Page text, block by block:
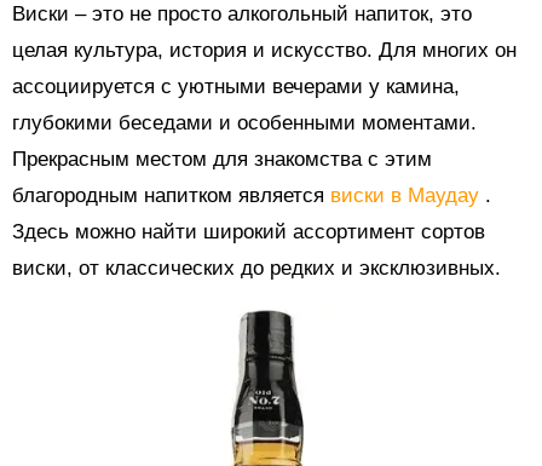
Виски – это не просто алкогольный напиток, это
целая культура, история и искусство. Для многих он
ассоциируется с уютными вечерами у камина,
глубокими беседами и особенными моментами.
Прекрасным местом для знакомства с этим
благородным напитком является виски в Маудау .
Здесь можно найти широкий ассортимент сортов
виски, от классических до редких и эксклюзивных.